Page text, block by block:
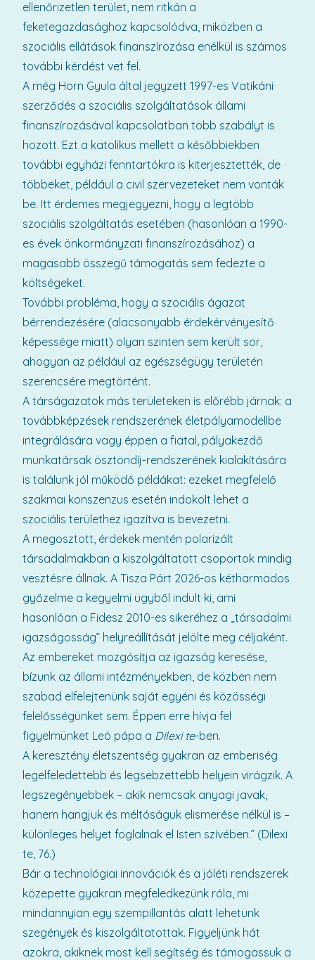
ellenőrizetlen terület, nem ritkán a
feketegazdasághoz kapcsolódva, miközben a
szociális ellátások finanszírozása enélkül is számos
további kérdést vet fel.
A még Horn Gyula által jegyzett 1997-es Vatikáni
szerződés a szociális szolgáltatások állami
finanszírozásával kapcsolatban több szabályt is
hozott. Ezt a katolikus mellett a későbbiekben
további egyházi fenntartókra is kiterjesztették, de
többeket, például a civil szervezeteket nem vonták
be. Itt érdemes megjegyezni, hogy a legtöbb
szociális szolgáltatás esetében (hasonlóan a 1990-
es évek önkormányzati finanszírozásához) a
magasabb összegű támogatás sem fedezte a
költségeket.
További probléma, hogy a szociális ágazat
bérrendezésére (alacsonyabb érdekérvényesítő
képessége miatt) olyan szinten sem került sor,
ahogyan az például az egészségügy területén
szerencsére megtörtént.
A társágazatok más területeken is előrébb járnak: a
továbbképzések rendszerének életpályamodellbe
integrálására vagy éppen a fiatal, pályakezdő
munkatársak ösztöndíj-rendszerének kialakítására
is találunk jól működő példákat: ezeket megfelelő
szakmai konszenzus esetén indokolt lehet a
szociális területhez igazítva is bevezetni.
A megosztott, érdekek mentén polarizált
társadalmakban a kiszolgáltatott csoportok mindig
vesztésre állnak. A Tisza Párt 2026-os kétharmados
győzelme a kegyelmi ügyből indult ki, ami
hasonlóan a Fidesz 2010-es sikeréhez a „társadalmi
igazságosság” helyreállítását jelölte meg céljaként.
Az embereket mozgósítja az igazság keresése,
bízunk az állami intézményekben, de közben nem
szabad elfelejtenünk saját egyéni és közösségi
felelősségünket sem. Éppen erre hívja fel
figyelmünket Leó pápa a Dilexi te-ben.
A keresztény életszentség gyakran az emberiség
legelfeledettebb és legsebzettebb helyein virágzik. A
legszegényebbek – akik nemcsak anyagi javak,
hanem hangjuk és méltóságuk elismerése nélkül is –
különleges helyet foglalnak el Isten szívében.” (Dilexi
te, 76.)
Bár a technológiai innovációk és a jóléti rendszerek
közepette gyakran megfeledkezünk róla, mi
mindannyian egy szempillantás alatt lehetünk
szegények és kiszolgáltatottak. Figyeljünk hát
azokra, akiknek most kell segítség és támogassuk a